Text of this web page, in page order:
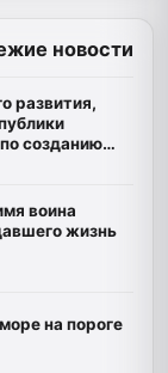
новости
развития,
созданию
народов
воина
жизнь
на пороге